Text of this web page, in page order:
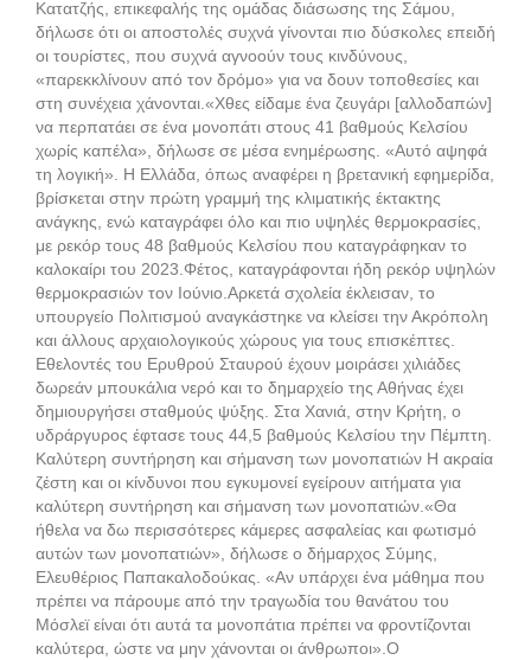
Κατατζής, επικεφαλής της ομάδας διάσωσης της Σάμου,
δήλωσε ότι οι αποστολές συχνά γίνονται πιο δύσκολες επειδή
οι τουρίστες, που συχνά αγνοούν τους κινδύνους,
«παρεκκλίνουν από τον δρόμο» για να δουν τοποθεσίες και
στη συνέχεια χάνονται.«Χθες είδαμε ένα ζευγάρι [αλλοδαπών]
να περπατάει σε ένα μονοπάτι στους 41 βαθμούς Κελσίου
χωρίς καπέλα», δήλωσε σε μέσα ενημέρωσης. «Αυτό αψηφά
τη λογική». Η Ελλάδα, όπως αναφέρει η βρετανική εφημερίδα,
βρίσκεται στην πρώτη γραμμή της κλιματικής έκτακτης
ανάγκης, ενώ καταγράφει όλο και πιο υψηλές θερμοκρασίες,
με ρεκόρ τους 48 βαθμούς Κελσίου που καταγράφηκαν το
καλοκαίρι του 2023.Φέτος, καταγράφονται ήδη ρεκόρ υψηλών
θερμοκρασιών τον Ιούνιο.Αρκετά σχολεία έκλεισαν, το
υπουργείο Πολιτισμού αναγκάστηκε να κλείσει την Ακρόπολη
και άλλους αρχαιολογικούς χώρους για τους επισκέπτες.
Εθελοντές του Ερυθρού Σταυρού έχουν μοιράσει χιλιάδες
δωρεάν μπουκάλια νερό και το δημαρχείο της Αθήνας έχει
δημιουργήσει σταθμούς ψύξης. Στα Χανιά, στην Κρήτη, ο
υδράργυρος έφτασε τους 44,5 βαθμούς Κελσίου την Πέμπτη.
Καλύτερη συντήρηση και σήμανση των μονοπατιών Η ακραία
ζέστη και οι κίνδυνοι που εγκυμονεί εγείρουν αιτήματα για
καλύτερη συντήρηση και σήμανση των μονοπατιών.«Θα
ήθελα να δω περισσότερες κάμερες ασφαλείας και φωτισμό
αυτών των μονοπατιών», δήλωσε ο δήμαρχος Σύμης,
Ελευθέριος Παπακαλοδούκας. «Αν υπάρχει ένα μάθημα που
πρέπει να πάρουμε από την τραγωδία του θανάτου του
Μόσλεϊ είναι ότι αυτά τα μονοπάτια πρέπει να φροντίζονται
καλύτερα, ώστε να μην χάνονται οι άνθρωποι».Ο